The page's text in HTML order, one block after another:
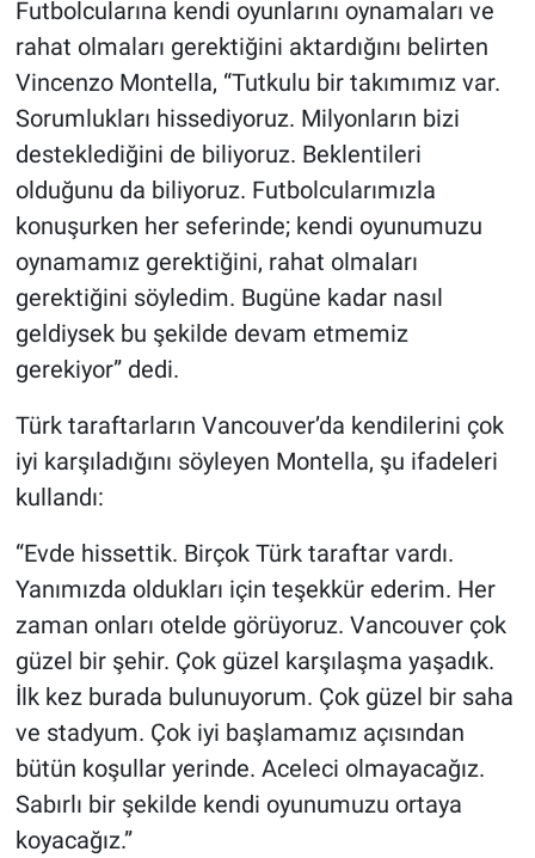
Futbolcularına kendi oyunlarını oynamaları ve
rahat olmaları gerektiğini aktardığını belirten
Vincenzo Montella, “Tutkulu bir takımımız var.
Sorumlukları hissediyoruz. Milyonların bizi
desteklediğini de biliyoruz. Beklentileri
olduğunu da biliyoruz. Futbolcularımızla
konuşurken her seferinde; kendi oyunumuzu
oynamamız gerektiğini, rahat olmaları
gerektiğini söyledim. Bugüne kadar nasıl
geldiysek bu şekilde devam etmemiz
gerekiyor” dedi.
Türk taraftarların Vancouver’da kendilerini çok
iyi karşıladığını söyleyen Montella, şu ifadeleri
kullandı:
“Evde hissettik. Birçok Türk taraftar vardı.
Yanımızda oldukları için teşekkür ederim. Her
zaman onları otelde görüyoruz. Vancouver çok
güzel bir şehir. Çok güzel karşılaşma yaşadık.
İlk kez burada bulunuyorum. Çok güzel bir saha
ve stadyum. Çok iyi başlamamız açısından
bütün koşullar yerinde. Aceleci olmayacağız.
Sabırlı bir şekilde kendi oyunumuzu ortaya
koyacağız.”